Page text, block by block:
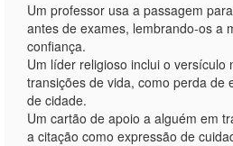
Um professor usa a passagem
antes de exames, lembrando-os a
confiança.
Um líder religioso inclui o versículo
transições de vida, como perda de
de cidade.
Um cartão de apoio a alguém em
a citação como expressão de